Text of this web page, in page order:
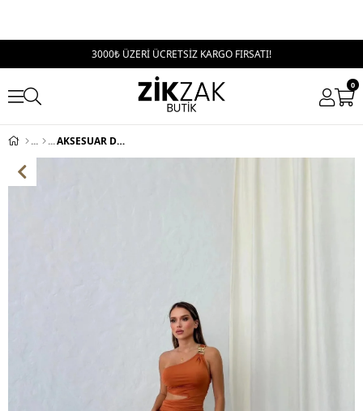
3000₺ ÜZERİ ÜCRETSİZ KARGO FIRSATI!
0
AKSESUAR DETAY TEK OMUZ BEL DEKOLTE SANDY ELBİSE TURUNCU